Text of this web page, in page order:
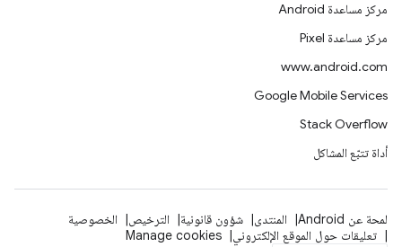
مركز مساعدة Android
مركز مساعدة Pixel
www.android.com
Google Mobile Services
Stack Overflow
أداة تتبّع المشاكل
لمحة عن Android المنتدى شؤون قانونية الترخيص
الخصوصية
تعليقات حول الموقع الإلكتروني
Manage cookies